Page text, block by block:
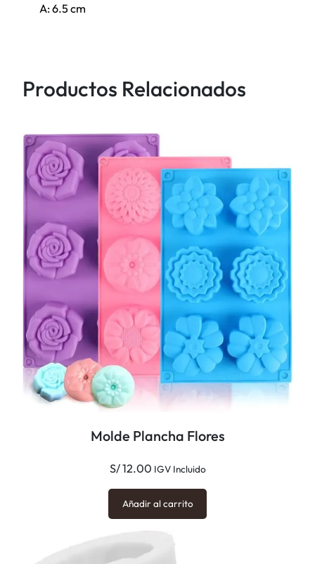
e
c
n
t
a
d
A: 6.5 cm
Productos Relacionados
Molde Plancha Flores
S/12.00 IGV Incluido
Añadir al carrito